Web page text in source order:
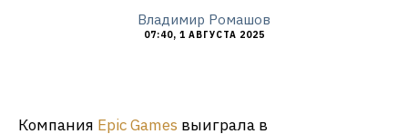
Владимир Ромашов
07:40, 1 АВГУСТА 2025
Компания Epic Games выиграла в